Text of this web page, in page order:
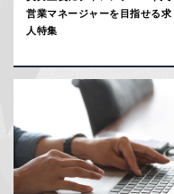
営業マネージャーを目指せる求
人特集